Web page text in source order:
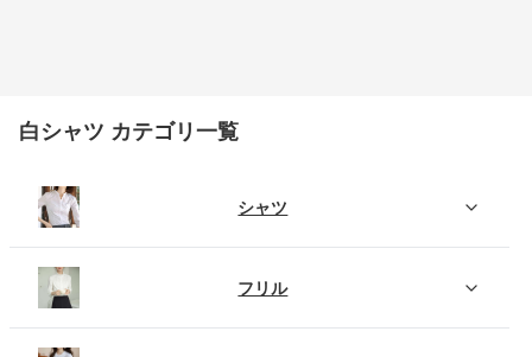
白シャツ カテゴリ一覧
シャツ
フリル